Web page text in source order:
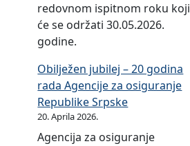
T
w
i
n
n
k
o
d
v
a
(
R
O
redovnom ispitnom roku koji
će se održati 30.05.2026.
godine.
Obilježen jubilej – 20 godina
rada Agencije za osiguranje
Republike Srpske
20. Aprila 2026.
Agencija za osiguranje